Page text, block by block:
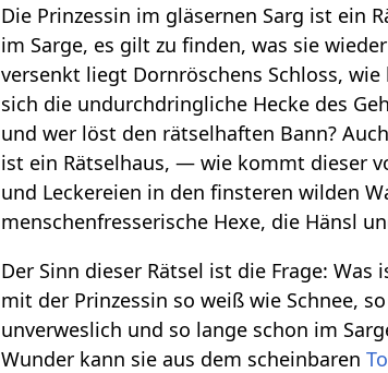
Die Prinzessin im gläsernen Sarg ist ein
im Sarge, es gilt zu finden, was sie
versenkt liegt Dornröschens Schloss,
sich die undurchdringliche Hecke des
und wer löst den rätselhaften Bann?
ist ein Rätselhaus, — wie kommt dieser
und Leckereien in den finsteren wilden
menschenfresserische Hexe, die Hänsl
Der Sinn dieser Rätsel ist die Frage:
mit der Prinzessin so weiß wie Schnee,
unverweslich und so lange schon im
Wunder kann sie aus dem scheinbaren